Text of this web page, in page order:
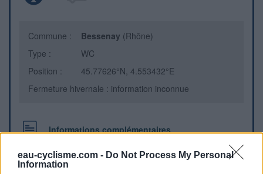
eau-cyclisme.com - Do Not Process My Personal
Information
Commune : Bessenay (Rhône)
Type :
WC
Position :
45.77626°N, 4.553432°E
Fermeture hivernale : information inconnue
Informations complémentaires
Des toilettes se trouvent à côté de la place du marché, au
coeur du village, sous un porche triangulaire en bois